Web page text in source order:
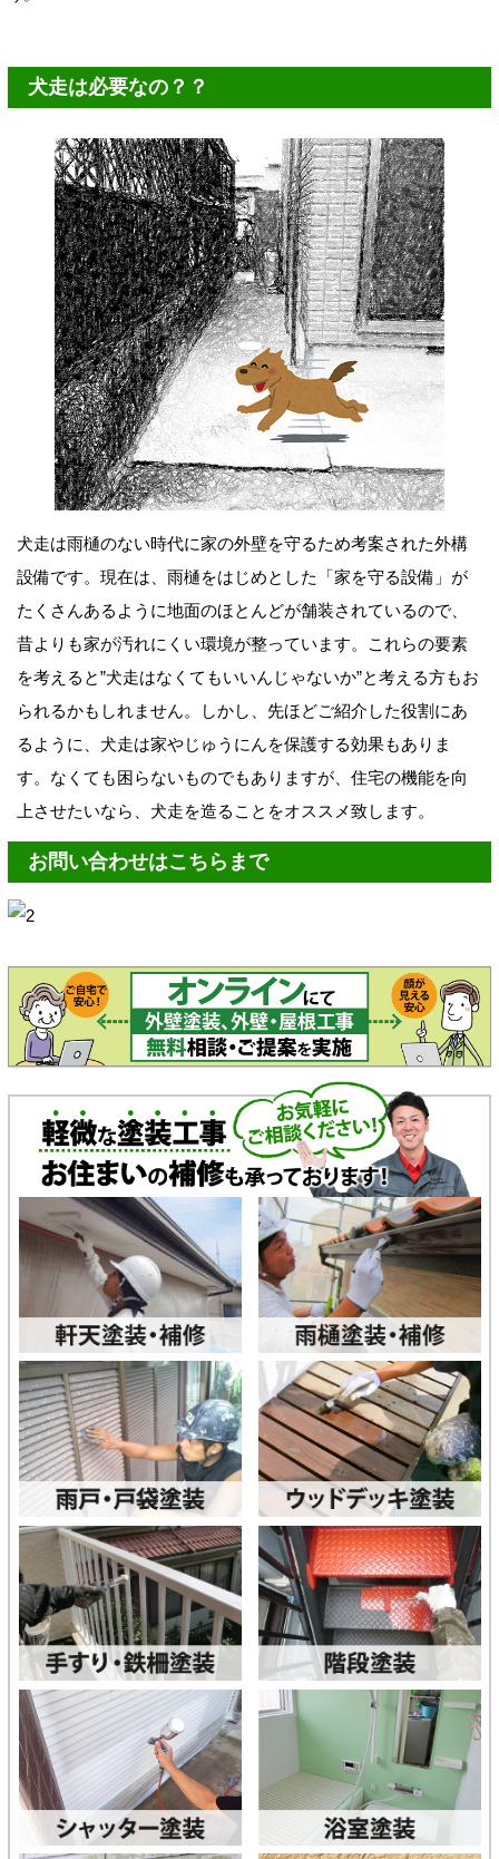
犬走は必要なの？？
犬走は雨樋のない時代に家の外壁を守るため考案された外構
設備です。現在は、雨樋をはじめとした「家を守る設備」が
たくさんあるように地面のほとんどが舗装されているので、
昔よりも家が汚れにくい環境が整っています。これらの要素
を考えると”犬走はなくてもいいんじゃないか”と考える方もお
られるかもしれません。しかし、先ほどご紹介した役割にあ
るように、犬走は家やじゅうにんを保護する効果もありま
す。なくても困らないものでもありますが、住宅の機能を向
上させたいなら、犬走を造ることをオススメ致します。
お問い合わせはこちらまで